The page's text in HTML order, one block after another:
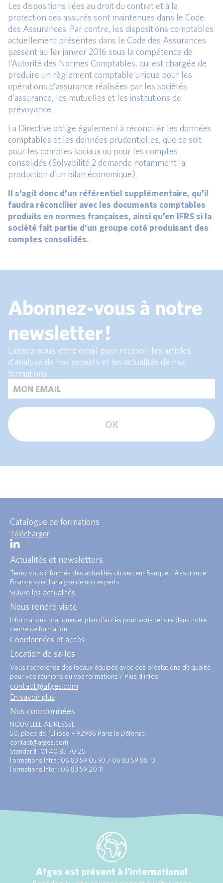
Les dispositions liées au droit du contrat et à la
protection des assurés sont maintenues dans le Code
des Assurances. Par contre, les dispositions comptables
actuellement présentes dans le Code des Assurances
passent au 1er janvier 2016 sous la compétence de
l’Autorité des Normes Comptables, qui est chargée de
produire un règlement comptable unique pour les
opérations d’assurance réalisées par les sociétés
d’assurance, les mutuelles et les institutions de
prévoyance.
La Directive oblige également à réconcilier les données
comptables et les données prudentielles, que ce soit
pour les comptes sociaux ou pour les comptes
consolidés (Solvabilité 2 demande notamment la
production d’un bilan économique).
Il s’agit donc d’un référentiel supplémentaire, qu’il
faudra réconcilier avec les documents comptables
produits en normes françaises, ainsi qu’en IFRS si la
société fait partie d’un groupe coté produisant des
comptes consolidés.
Abonnez-vous à notre
newsletter !
Laissez-nous votre email pour recevoir les articles
d'analyse de nos experts et les actualités de nos
formations.
OK
Catalogue de formations
Télécharger
Actualités et newsletters
Tenez vous informés des actualités du secteur Banque – Assurance –
Finance avec l’analyse de nos experts.
Suivre les actualités
Nous rendre visite
Informations pratiques et plan d’accès pour vous rendre dans notre
centre de formation.
Coordonnées et accès
Location de salles
Vous recherchez des locaux équipés avec des prestations de qualité
pour vos réunions ou vos formations ? Plus d’infos :
contact@afges.com
En savoir plus
Nos coordonnées
NOUVELLE ADRESSSE :
50, place de l’Ellipse – 92986 Paris la Défense
contact@afges.com
Standard : 01 40 85 70 25
Formations Intra : 06 83 59 05 93 / 06 83 59 88 13
Formations Inter : 06 83 59 20 11
Afges est présent à l’international